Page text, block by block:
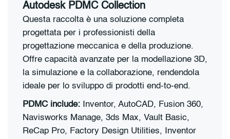
Autodesk PDMC Collection
Questa raccolta è una soluzione completa
progettata per i professionisti della
progettazione meccanica e della produzione.
Offre capacità avanzate per la modellazione 3D,
la simulazione e la collaborazione, rendendola
ideale per lo sviluppo di prodotti end-to-end.
PDMC include: Inventor, AutoCAD, Fusion 360,
Navisworks Manage, 3ds Max, Vault Basic,
ReCap Pro, Factory Design Utilities, Inventor